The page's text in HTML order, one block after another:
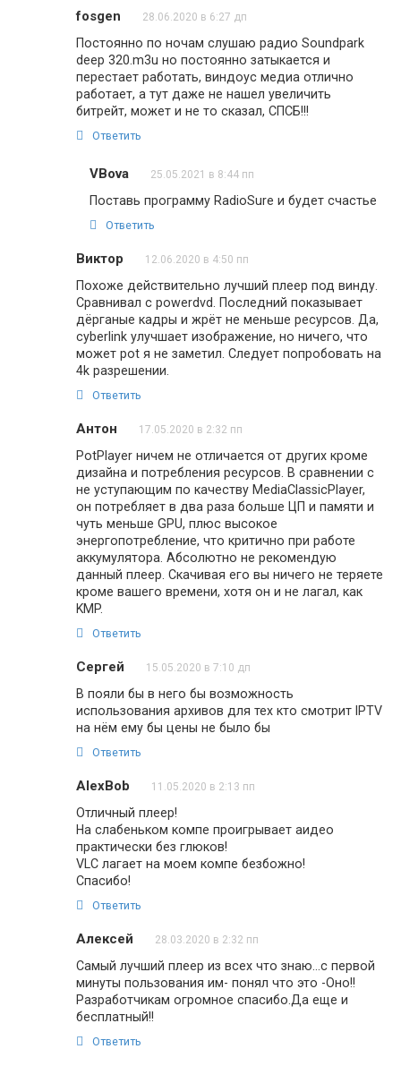
fosgen 28.06.2020 в 6:27 дп
Постоянно по ночам слушаю радио Soundpark
deep 320.m3u но постоянно затыкается и
перестает работать, виндоус медиа отлично
работает, а тут даже не нашел увеличить
битрейт, может и не то сказал, СПСБ!!!
Ответить
VBova 25.05.2021 в 8:44 пп
Поставь программу RadioSure и будет счастье
Ответить
Виктор 12.06.2020 в 4:50 пп
Похоже действительно лучший плеер под винду.
Сравнивал с powerdvd. Последний показывает
дёрганые кадры и жрёт не меньше ресурсов. Да,
cyberlink улучшает изображение, но ничего, что
может pot я не заметил. Следует попробовать на
4k разрешении.
Ответить
Антон 17.05.2020 в 2:32 пп
PotPlayer ничем не отличается от других кроме
дизайна и потребления ресурсов. В сравнении с
не уступающим по качеству MediaClassicPlayer,
он потребляет в два раза больше ЦП и памяти и
чуть меньше GPU, плюс высокое
энергопотребление, что критично при работе
аккумулятора. Абсолютно не рекомендую
данный плеер. Скачивая его вы ничего не теряете
кроме вашего времени, хотя он и не лагал, как
KMP.
Ответить
Сергей 15.05.2020 в 7:10 дп
В пояли бы в него бы возможность
использования архивов для тех кто смотрит IPTV
на нём ему бы цены не было бы
Ответить
AlexBob 11.05.2020 в 2:13 пп
Отличный плеер!
На слабеньком компе проигрывает аидео
практически без глюков!
VLC лагает на моем компе безбожно!
Спасибо!
Ответить
Алексей 28.03.2020 в 2:32 пп
Самый лучший плеер из всех что знаю…с первой
минуты пользования им- понял что это -Оно!!
Разработчикам огромное спасибо.Да еще и
бесплатный!!
Ответить